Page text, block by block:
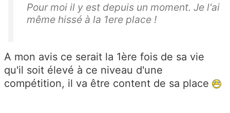
Pour moi il y est depuis un moment. Je l'ai
même hissé à la 1ere place !
A mon avis ce serait la 1ère fois de sa vie
qu'il soit élevé à ce niveau d'une
compétition, il va être content de sa place